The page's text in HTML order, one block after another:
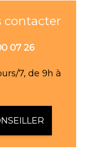
contacter
07 26
7, de 9h à